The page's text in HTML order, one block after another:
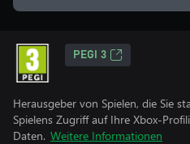
PEGI 3
Herausgeber von Spielen, die Sie
Spielens Zugriff auf Ihre Xbox-
Daten. Weitere Informationen